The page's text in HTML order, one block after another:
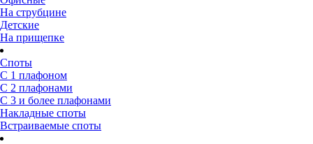
На струбцине
Детские
На прищепке
Споты
С 1 плафоном
С 2 плафонами
С 3 и более плафонами
Накладные споты
Встраиваемые споты